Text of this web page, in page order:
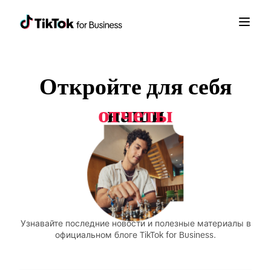
Откройте для себя
наши
объявления
продуктов
отчеты
Узнавайте последние новости и полезные материалы в
официальном блоге TikTok for Business.